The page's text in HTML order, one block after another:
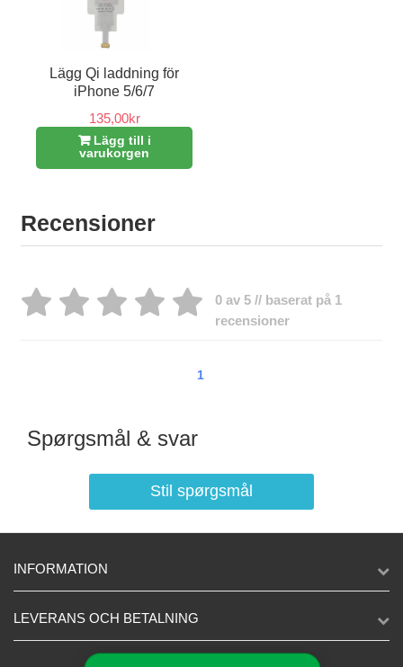
Lägg Qi laddning för
iPhone 5/6/7
135,00kr
Lägg till i
varukorgen
Recensioner
0 av 5 // baserat på 1
recensioner
1
Spørgsmål & svar
Stil spørgsmål
INFORMATION
LEVERANS OCH BETALNING